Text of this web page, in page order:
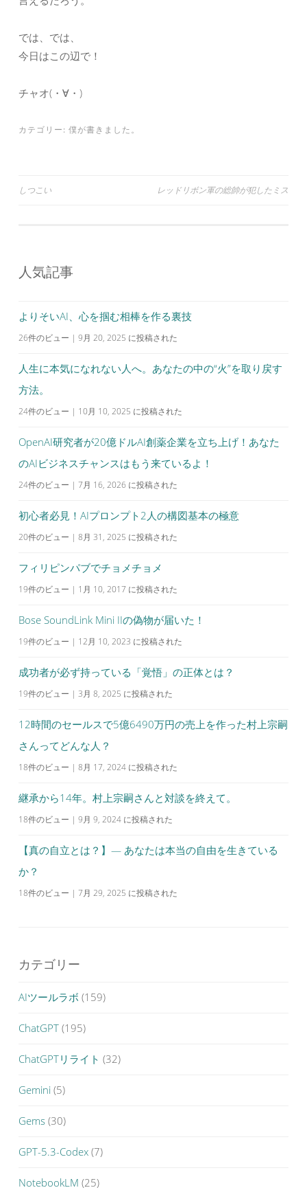
では、では、
今日はこの辺で！
チャオ(・∀・)
カテゴリー: 僕が書きました。
投
ゲ
シ
ョ
しつこい レッドリボン軍の総帥が犯したミス
人気記事
よりそいAI、心を掴む相棒を作る裏技
26件のビュー | 9月 20, 2025 に投稿された
人生に本気になれない人へ。あなたの中の“火”を取り戻す
方法。
24件のビュー | 10月 10, 2025 に投稿された
OpenAI研究者が20億ドルAI創薬企業を立ち上げ！あなた
のAIビジネスチャンスはもう来ているよ！
24件のビュー | 7月 16, 2026 に投稿された
初心者必見！AIプロンプト2人の構図基本の極意
20件のビュー | 8月 31, 2025 に投稿された
フィリピンパブでチョメチョメ
19件のビュー | 1月 10, 2017 に投稿された
Bose SoundLink Mini IIの偽物が届いた！
19件のビュー | 12月 10, 2023 に投稿された
成功者が必ず持っている「覚悟」の正体とは？
19件のビュー | 3月 8, 2025 に投稿された
12時間のセールスで5億6490万円の売上を作った村上宗嗣
さんってどんな人？
18件のビュー | 8月 17, 2024 に投稿された
継承から14年。村上宗嗣さんと対談を終えて。
18件のビュー | 9月 9, 2024 に投稿された
【真の自立とは？】— あなたは本当の自由を生きている
か？
18件のビュー | 7月 29, 2025 に投稿された
カテゴリー
AIツールラボ (159)
ChatGPT (195)
ChatGPTリライト (32)
Gemini (5)
Gems (30)
GPT-5.3-Codex (7)
NotebookLM (25)